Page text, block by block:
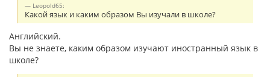
Leopold65:
Какой язык и каким образом Вы изучали в школе?
Английский.
Вы не знаете, каким образом изучают иностранный язык в
школе?